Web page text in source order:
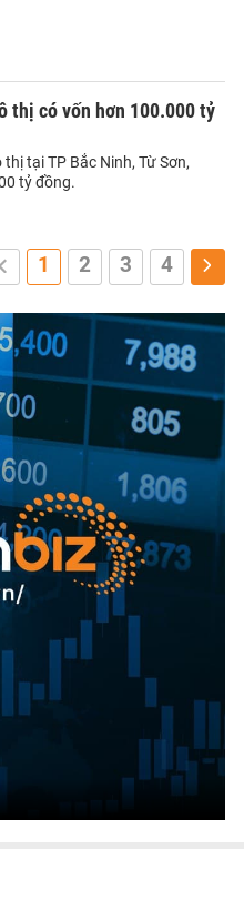
thị có vốn hơn 100.000 tỷ
tại TP Bắc Ninh, Từ Sơn,
tỷ đồng.
1 2 3 4